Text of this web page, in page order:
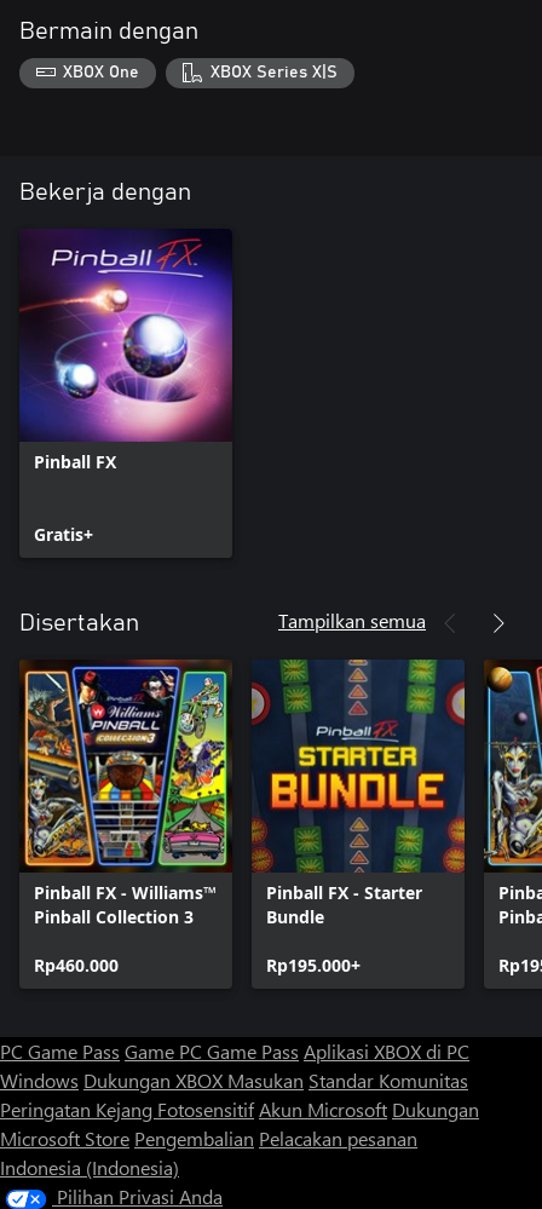
Bermain dengan
XBOX One XBOX Series X|S
Bekerja dengan
Pinball FX
Gratis+
Disertakan Tampilkan semua
Pinball FX - Williams™
Pinball Collection 3
Rp460.000
Pinball FX - Starter
Bundle
Rp195.000+
PC Game Pass Game PC Game Pass Aplikasi XBOX di PC
Windows Dukungan XBOX Masukan Standar Komunitas
Peringatan Kejang FotosensitifAkun Microsoft Dukungan
Microsoft Store Pengembalian Pelacakan pesanan
Indonesia (Indonesia)
Pilihan Privasi Anda